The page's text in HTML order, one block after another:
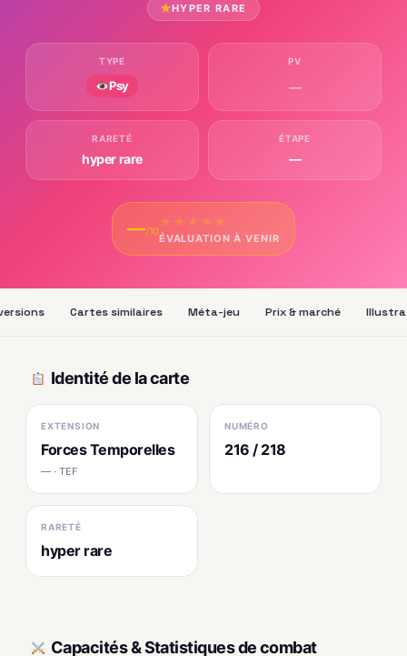
HYPER RARE
TYPE
Psy
PV
—
RARETÉ
hyper rare
ÉTAPE
—
—/10
★ ★ ★ ★ ★
ÉVALUATION À VENIR
Cartes similaires Méta-jeu Prix & marché
Identité de la carte
EXTENSION
Forces Temporelles
— · TEF
NUMÉRO
216 / 218
RARETÉ
hyper rare
Capacités & Statistiques de combat